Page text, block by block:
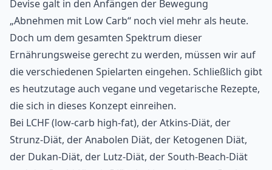
Devise galt in den Anfängen der Bewegung
„Abnehmen mit Low Carb“ noch viel mehr als heute.
Doch um dem gesamten Spektrum dieser
Ernährungsweise gerecht zu werden, müssen wir auf
die verschiedenen Spielarten eingehen. Schließlich gibt
es heutzutage auch vegane und vegetarische Rezepte,
die sich in dieses Konzept einreihen.
Bei LCHF (low-carb high-fat), der Atkins-Diät, der
Strunz-Diät, der Anabolen Diät, der Ketogenen Diät,
der Dukan-Diät, der Lutz-Diät, der South-Beach-Diät